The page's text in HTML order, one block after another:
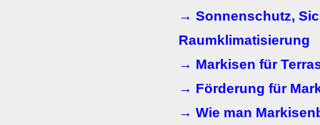
→ Sonnenschutz,
Raumklimatisierung
→ Markisen für
→ Förderung für
→ Wie man